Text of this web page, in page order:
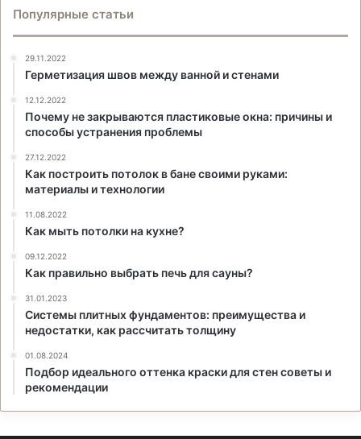
Популярные статьи
29.11.2022
Герметизация швов между ванной и стенами
12.12.2022
Почему не закрываются пластиковые окна: причины и
способы устранения проблемы
27.12.2022
Как построить потолок в бане своими руками:
материалы и технологии
11.08.2022
Как мыть потолки на кухне?
09.12.2022
Как правильно выбрать печь для сауны?
31.01.2023
Системы плитных фундаментов: преимущества и
недостатки, как рассчитать толщину
01.08.2024
Подбор идеального оттенка краски для стен советы и
рекомендации